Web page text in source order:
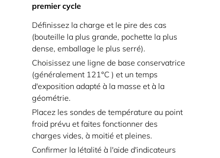
Conclusion
premier cycle
Définissez la charge et le pire des cas
(bouteille la plus grande, pochette la plus
dense, emballage le plus serré).
Choisissez une ligne de base conservatrice
(généralement 121°C ) et un temps
d'exposition adapté à la masse et à la
géométrie.
Placez les sondes de température au point
froid prévu et faites fonctionner des
charges vides, à moitié et pleines.
Confirmer la létalité à l'aide d'indicateurs